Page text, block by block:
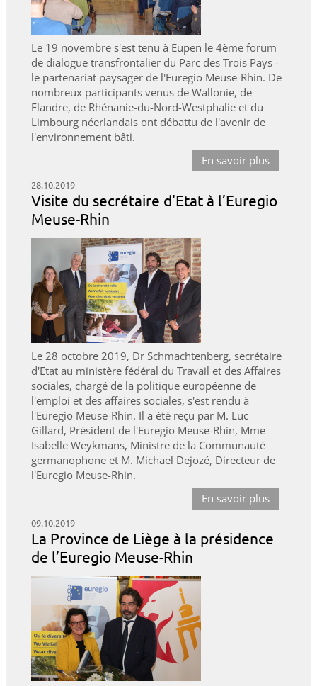
Le 19 novembre s'est tenu à Eupen le 4ème forum
de dialogue transfrontalier du Parc des Trois Pays -
le partenariat paysager de l'Euregio Meuse-Rhin. De
nombreux participants venus de Wallonie, de
Flandre, de Rhénanie-du-Nord-Westphalie et du
Limbourg néerlandais ont débattu de l'avenir de
l'environnement bâti.
En savoir plus
28.10.2019
Visite du secrétaire d'Etat à l’Euregio
Meuse-Rhin
Le 28 octobre 2019, Dr Schmachtenberg, secrétaire
d'Etat au ministère fédéral du Travail et des Affaires
sociales, chargé de la politique européenne de
l'emploi et des affaires sociales, s'est rendu à
l'Euregio Meuse-Rhin. Il a été reçu par M. Luc
Gillard, Président de l'Euregio Meuse-Rhin, Mme
Isabelle Weykmans, Ministre de la Communauté
germanophone et M. Michael Dejozé, Directeur de
l'Euregio Meuse-Rhin.
En savoir plus
09.10.2019
La Province de Liège à la présidence
de l’Euregio Meuse-Rhin